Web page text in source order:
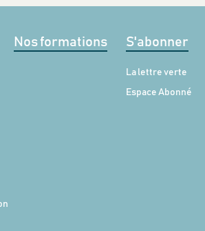
Nos formations S'abonner
La lettre verte
Espace Abonné